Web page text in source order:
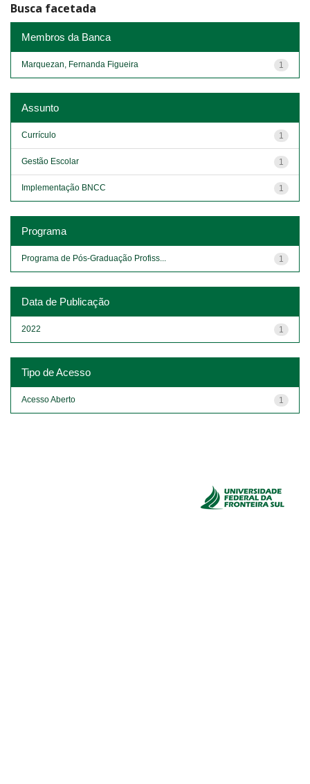
Busca facetada
Membros da Banca
1
Marquezan, Fernanda Figueira
Assunto
1
Currículo
1
Gestão Escolar
1
Implementação BNCC
Programa
1
Programa de Pós-Graduação Profiss...
Data de Publicação
1
2022
Tipo de Acesso
1
Acesso Aberto